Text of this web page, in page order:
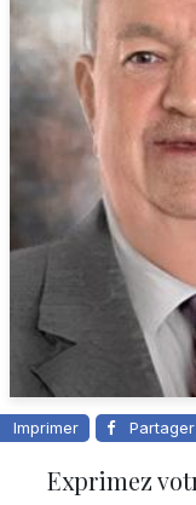
Imprimer Partager
Exprimez